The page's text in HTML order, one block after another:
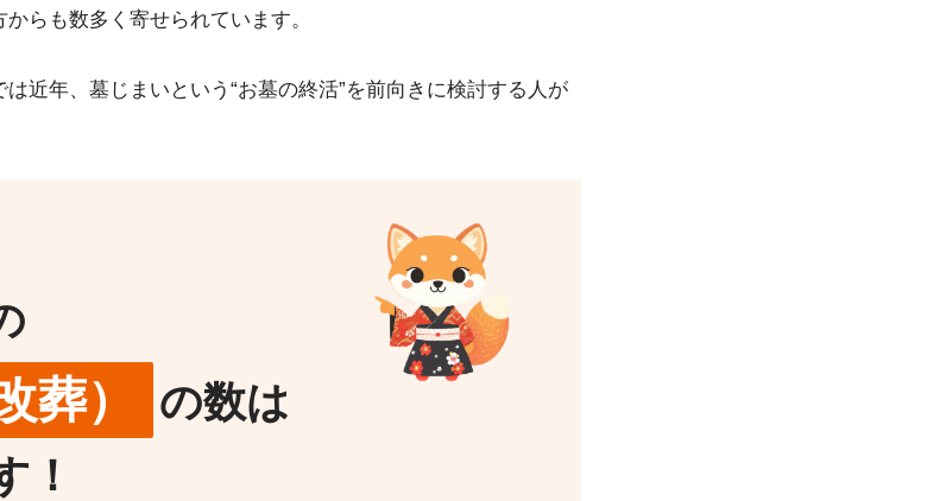
らも数多く寄せられています。
は近年、墓じまいという“お墓の終活”を前向きに検討する人が
葬）
の数は
！